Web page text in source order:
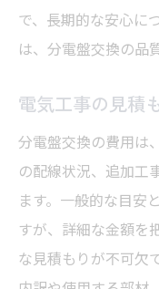
で、長期的な安心に
は、分電盤交換の品
電気工事の見積
分電盤交換の費用は
の配線状況、追加工
ます。一般的な目安
すが、詳細な金額を
な見積もりが不可欠